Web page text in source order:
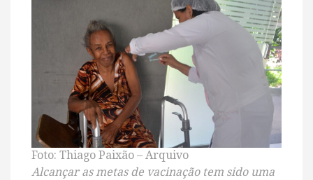
Foto: Thiago Paixão – Arquivo
Alcançar as metas de vacinação tem sido uma